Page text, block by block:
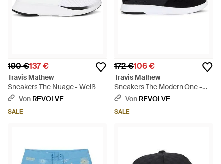
190 €137 €
Travis Mathew
Sneakers The Nuage - Weiß
Von REVOLVE
SALE
172 €106 €
Travis Mathew
Sneakers The Modern One -
Schwarz
Von REVOLVE
SALE